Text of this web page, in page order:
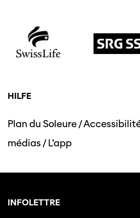
Cette page ne s'affiche pas
optimale avec Internet
HILFE
Plan du Soleure/
médias /L'app
INFOLETTRE